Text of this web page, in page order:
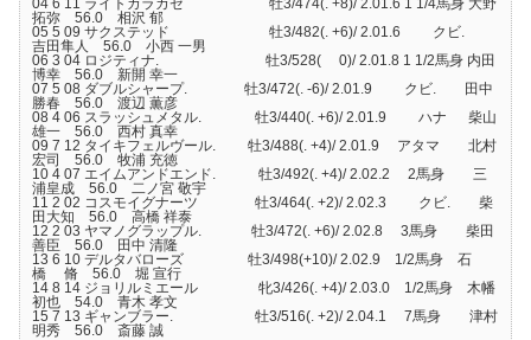
拓弥 56.0 相沢 郁
05 5 09 サクステッド 牡3/482(. +6)/ 2.01.6 クビ.
吉田隼人 56.0 小西 一男
06 3 04 ロジティナ. 牡3/528( 0)/ 2.01.8 1 1/2馬身 内田
博幸 56.0 新開 幸一
07 5 08 ダブルシャープ. 牡3/472(. -6)/ 2.01.9 クビ. 田中
勝春 56.0 渡辺 薫彦
08 4 06 スラッシュメタル. 牡3/440(. +6)/ 2.01.9 ハナ 柴山
雄一 56.0 西村 真幸
09 7 12 タイキフェルヴール. 牡3/488(. +4)/ 2.01.9 アタマ 北村
宏司 56.0 牧浦 充徳
10 4 07 エイムアンドエンド. 牡3/492(. +4)/ 2.02.2 2馬身 三
浦皇成 56.0 二ノ宮 敬宇
11 2 02 コスモイグナーツ 牡3/464(. +2)/ 2.02.3 クビ. 柴
田大知 56.0 高橋 祥泰
12 2 03 ヤマノグラップル. 牡3/472(. +6)/ 2.02.8 3馬身 柴田
善臣 56.0 田中 清隆
13 6 10 デルタバローズ 牡3/498(+10)/ 2.02.9 1/2馬身 石
橋 脩 56.0 堀 宣行
14 8 14 ジョリルミエール 牝3/426(. +4)/ 2.03.0 1/2馬身 木幡
初也 54.0 青木 孝文
15 7 13 ギャンブラー. 牡3/516(. +2)/ 2.04.1 7馬身 津村
明秀 56.0 斎藤 誠